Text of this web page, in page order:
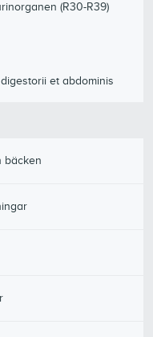
(R30-R39)
et abdominis
bäcken